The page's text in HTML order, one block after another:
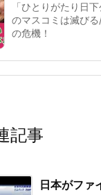
「ひとりがたり日
のマスコミは滅び
の危機！
記事
日本がフ